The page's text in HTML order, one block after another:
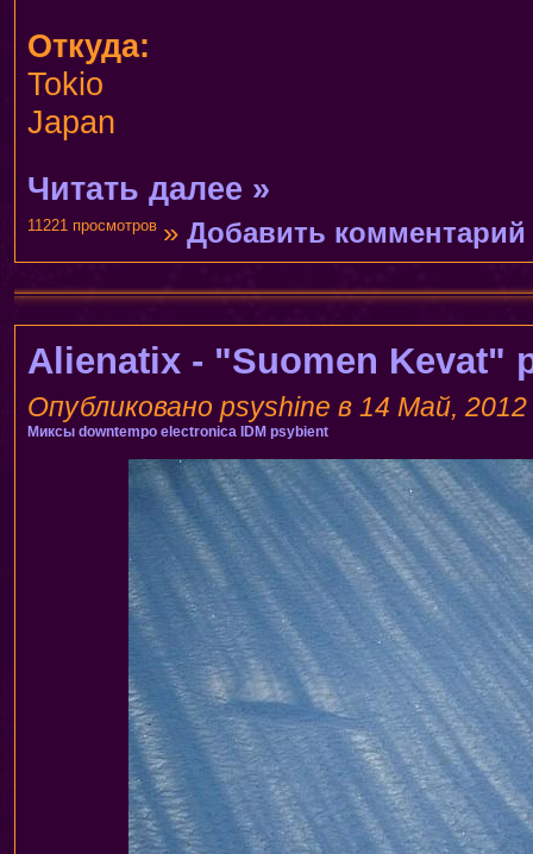
Откуда:
Tokio
Japan
Читать далее »
»Добавить комментарий
11221 просмотров
Alienatix - "Suomen Kevat"
Опубликовано psyshine в 14 Май, 2012
Миксы downtempo electronica IDM psybient